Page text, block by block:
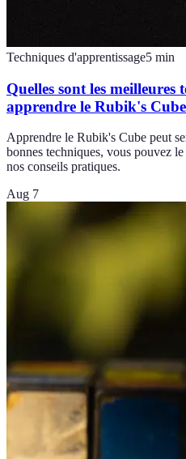
Techniques d'apprentissage5 min
Quelles sont les meilleures
apprendre le Rubik's
Apprendre le Rubik's Cube peut
bonnes techniques, vous pouvez
nos conseils pratiques.
Aug 7